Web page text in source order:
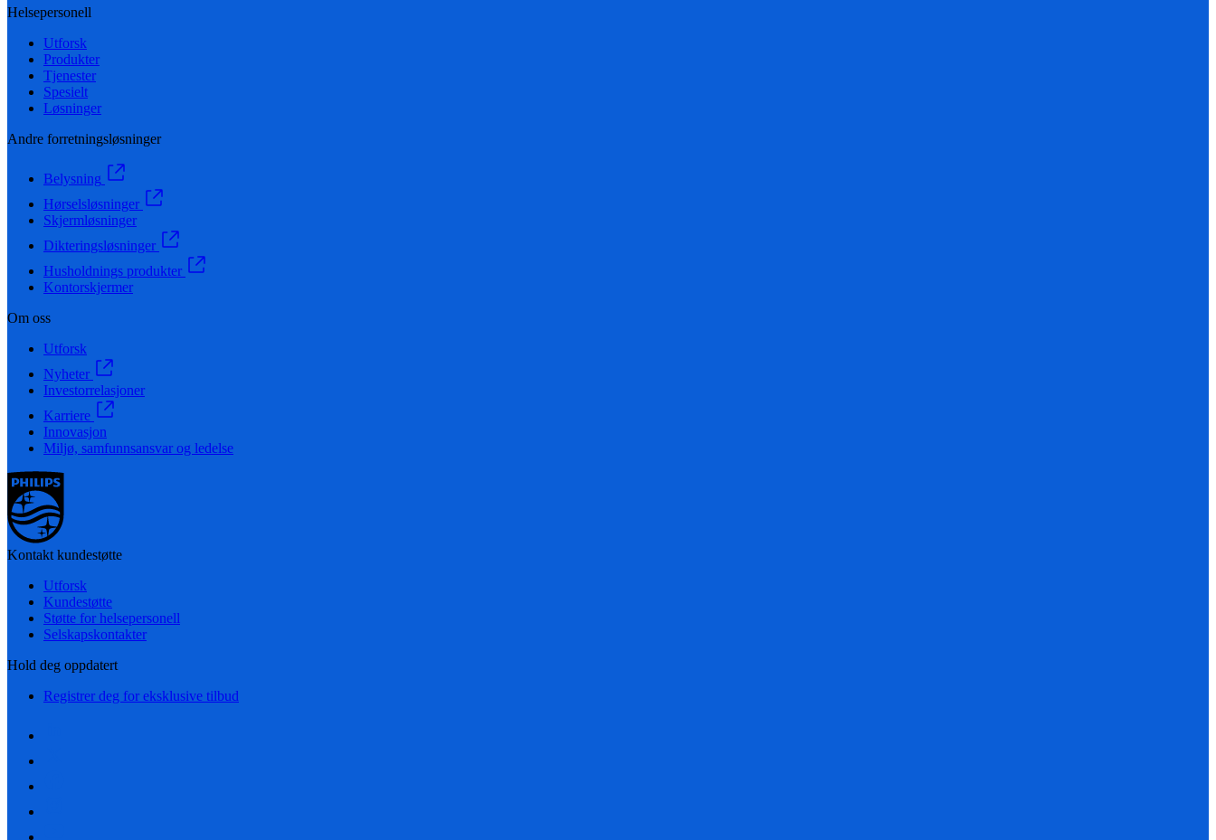
Helsepersonell
Utforsk
Produkter
Tjenester
Spesielt
Løsninger
Andre forretningsløsninger
Belysning
Hørselsløsninger
Skjermløsninger
Dikteringsløsninger
Husholdnings produkter
Kontorskjermer
Om oss
Utforsk
Nyheter
Investorrelasjoner
Karriere
Innovasjon
Miljø, samfunnsansvar og ledelse
Kontakt kundestøtte
Utforsk
Kundestøtte
Støtte for helsepersonell
Selskapskontakter
Hold deg oppdatert
Registrer deg for eksklusive tilbud